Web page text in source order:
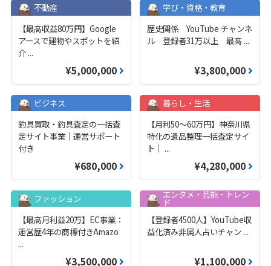
不動産
【最高収益80万円】Google
アースで建物やスポットを紹
介 ...
¥5,000,000
学び・資格・教育
歴史関係 YouTube チャンネ
ル 登録者31万以上 最高 ...
¥3,800,000
ビジネス
釣具買取・釣具査定の一括査
定サイト事業｜運営サポート
付き
¥680,000
暮らし・生活
【月利50〜60万円】神奈川県
特化の遺品整理一括査定サイ
ト｜ ...
¥4,280,000
ファッション
【最高月利益20万】EC事業：
運営歴4年の商標付きAmazo
...
¥3,500,000
エンタメ・芸能・トレン
ド
【登録者4500人】YouTube収
益化済み非属人占いチャン ...
¥1,100,000